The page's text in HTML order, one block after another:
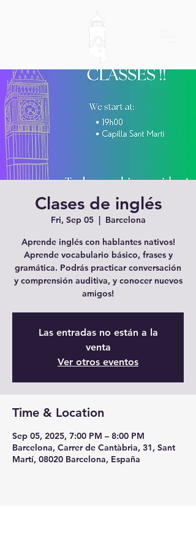
Clases de inglés
Fri, Sep 05
  |
Barcelona
Aprende inglés con hablantes nativos!
Aprende vocabulario básico, frases y
gramática. Podrás practicar conversación
y comprensión auditiva, y conocer nuevos
amigos!
Las entradas no están a la
venta
Ver otros eventos
Time & Location
Sep 05, 2025, 7:00 PM – 8:00 PM
Barcelona, Carrer de Cantàbria, 31, Sant
Martí, 08020 Barcelona, España